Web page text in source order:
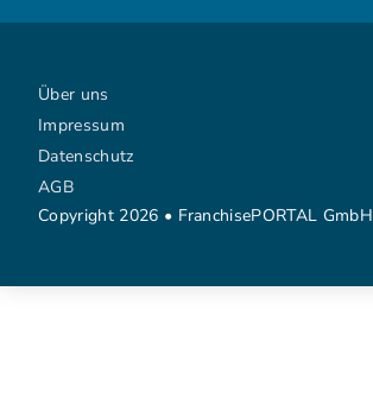
Copyright 2026 • FranchisePORTAL GmbH
Über uns
Impressum
Datenschutz
AGB